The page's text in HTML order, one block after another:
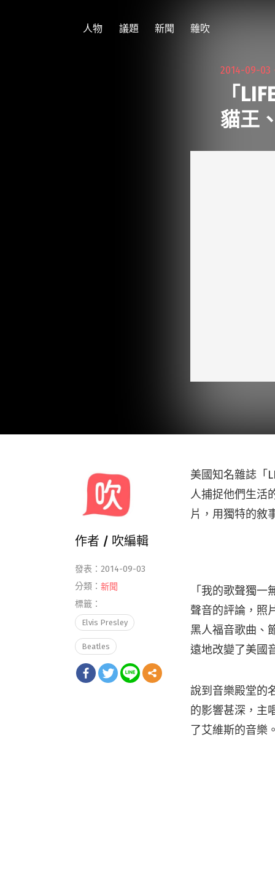
人物 議題 新聞 雜吹
2014-09-03
「
貓王
美國知名雜誌「
人捕捉他們生活
片，用獨特的敘
「我的歌聲獨
聲音的評論，照
黑人福音歌曲、
遠地改變了美國
說到音樂殿堂的
的影響甚深，主
了艾維斯的音樂
作者 / 吹編輯
發表：2014-09-03
分類： 新聞
標籤：
Elvis Presley
Beatles